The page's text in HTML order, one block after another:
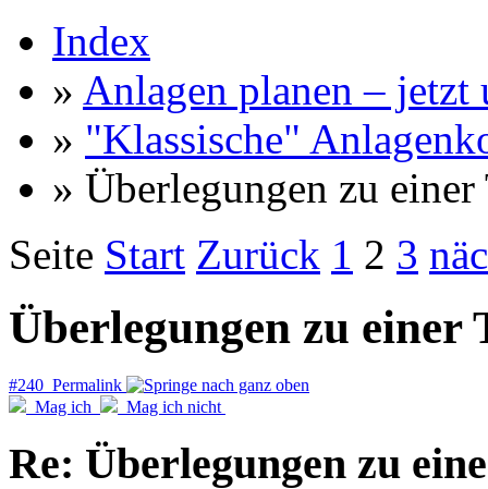
Index
» Anlagen planen – jetzt
» "Klassische"
» Überlegungen zu
Seite Start Zurück 1 2 3
Überlegungen zu einer
#240 Permalink
Mag ich
Mag ich nicht
Re: Überlegungen zu